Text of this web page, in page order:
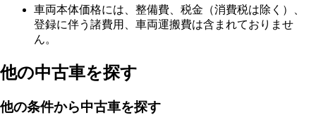
車両本体価格には、整備費、税金（消費税は除く）、
登録に伴う諸費用、車両運搬費は含まれておりませ
ん。
他の中古車を探す
他の条件から中古車を探す